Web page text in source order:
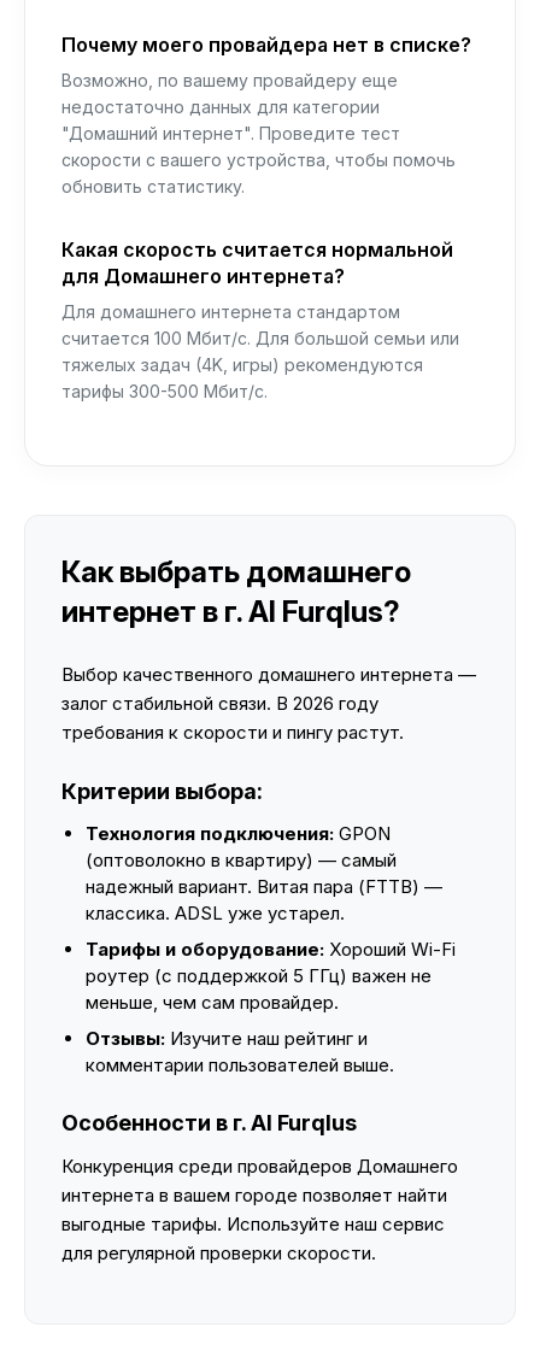
Почему моего провайдера нет в списке?
Возможно, по вашему провайдеру еще
недостаточно данных для категории
"Домашний интернет". Проведите тест
скорости с вашего устройства, чтобы помочь
обновить статистику.
Какая скорость считается нормальной
для Домашнего интернета?
Для домашнего интернета стандартом
считается 100 Мбит/с. Для большой семьи или
тяжелых задач (4K, игры) рекомендуются
тарифы 300-500 Мбит/с.
Как выбрать домашнего
интернет в г. Al Furqlus?
Выбор качественного домашнего интернета —
залог стабильной связи. В 2026 году
требования к скорости и пингу растут.
Критерии выбора:
Технология подключения: GPON
(оптоволокно в квартиру) — самый
надежный вариант. Витая пара (FTTB) —
классика. ADSL уже устарел.
Тарифы и оборудование: Хороший Wi-Fi
роутер (с поддержкой 5 ГГц) важен не
меньше, чем сам провайдер.
Отзывы: Изучите наш рейтинг и
комментарии пользователей выше.
Особенности в г. Al Furqlus
Конкуренция среди провайдеров Домашнего
интернета в вашем городе позволяет найти
выгодные тарифы. Используйте наш сервис
для регулярной проверки скорости.